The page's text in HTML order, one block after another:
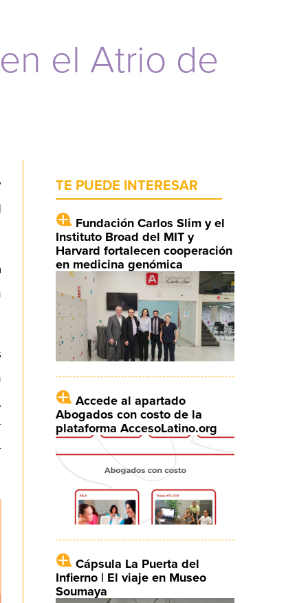
el Atrio de
TE PUEDE INTERESAR
Fundación Carlos Slim y el
Instituto Broad del MIT y
Harvard fortalecen cooperación
en medicina genómica
Accede al apartado
Abogados con costo de la
plataforma AccesoLatino.org
Cápsula La Puerta del
Infierno | El viaje en Museo
Soumaya